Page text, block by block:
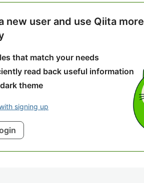
new user and use Qiita more
that match your needs
read back useful information
theme
signing up